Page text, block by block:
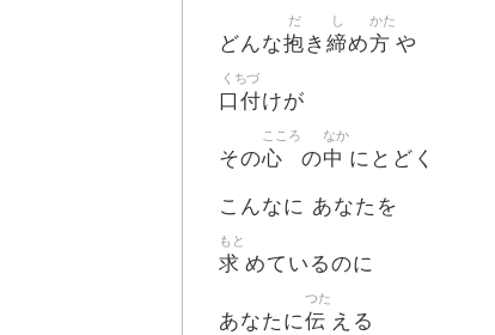
どんな抱
だ
き 締
し
め方
かた
や
口付
くちづ
けが
その心
こころ
の中
なか
にとどく
こんなに あなたを
求
もと
めているのに
あなたに伝
つた
える